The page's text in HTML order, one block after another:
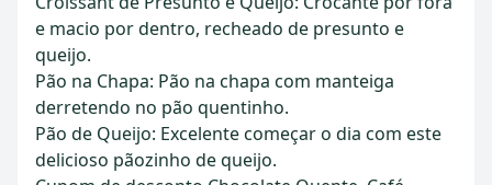
e macio por dentro, recheado de presunto e
queijo.
Pão na Chapa: Pão na chapa com manteiga
derretendo no pão quentinho.
Pão de Queijo: Excelente começar o dia com este
delicioso pãozinho de queijo.